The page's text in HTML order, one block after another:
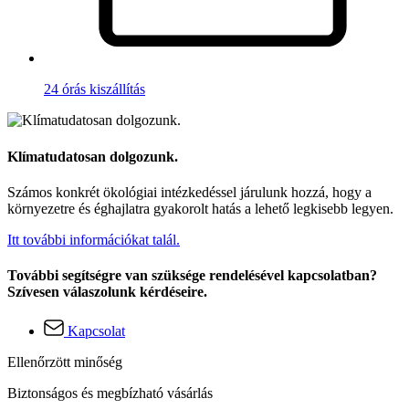
24 órás kiszállítás
Klímatudatosan dolgozunk.
Számos konkrét ökológiai intézkedéssel járulunk hozzá, hogy a
környezetre és éghajlatra gyakorolt hatás a lehető legkisebb legyen.
Itt további információkat talál.
További segítségre van szüksége rendelésével kapcsolatban?
Szívesen válaszolunk kérdéseire.
Kapcsolat
Ellenőrzött minőség
Biztonságos és megbízható vásárlás